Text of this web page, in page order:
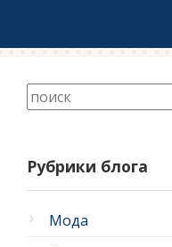
Рубрики блога
Мода